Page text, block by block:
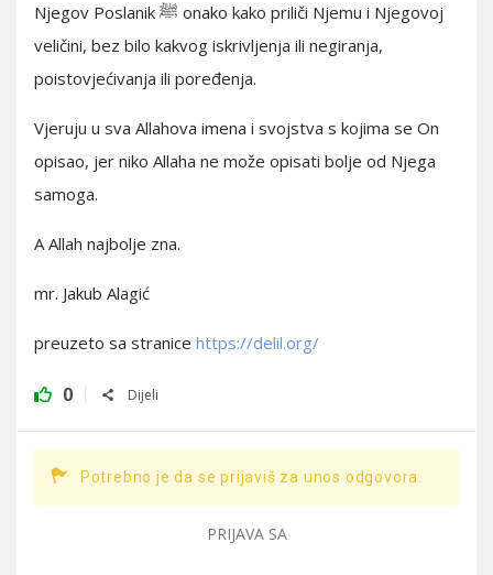
Njegov Poslanik ﷺ onako kako priliči Njemu i Njegovoj
veličini, bez bilo kakvog iskrivljenja ili negiranja,
poistovjećivanja ili poređenja.
Vjeruju u sva Allahova imena i svojstva s kojima se On
opisao, jer niko Allaha ne može opisati bolje od Njega
samoga.
A Allah najbolje zna.
mr. Jakub Alagić
preuzeto sa stranice https://delil.org/
0 Dijeli
Potrebno je da se prijaviš za unos odgovora.
PRIJAVA SA